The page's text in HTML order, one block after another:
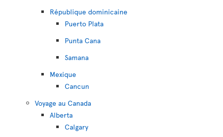
République dominicaine
Puerto Plata
Punta Cana
Samana
Mexique
Cancun
Voyage au Canada
Alberta
Calgary